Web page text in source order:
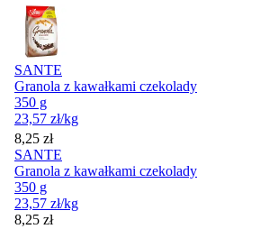
SANTE
Granola z kawałkami czekolady
350 g
23,57 zł/kg
Cena
8,25 zł
SANTE
Granola z kawałkami czekolady
350 g
23,57 zł/kg
Cena
8,25 zł